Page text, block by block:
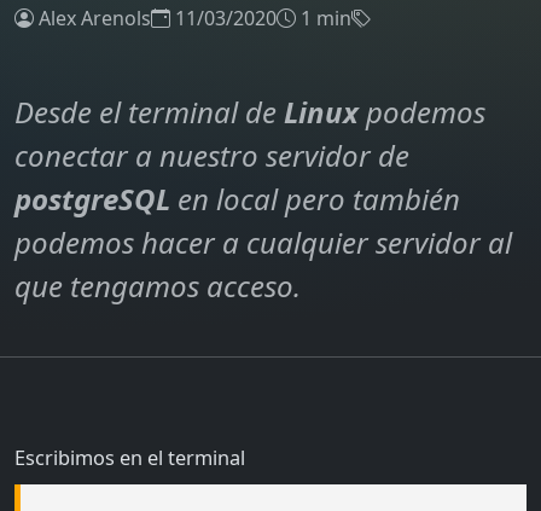
Alex Arenols 11/03/2020 1 min
Desde el terminal deLinuxpodemos
conectar a nuestro servidor de
postgreSQL en local pero también
podemos hacer a cualquier servidor al
que tengamos acceso.
Escribimos en el terminal